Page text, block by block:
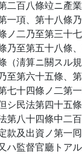
二百八條竝ニ產
一項、第十八條
ノ二乃至第三十
乃至第五十八條
（淸算ニ關スル
至第六十五條、
七十四條ノ二第
シ民法第四十五
第八十四條中二
款及出資ノ第一
ハ監督官廳トア